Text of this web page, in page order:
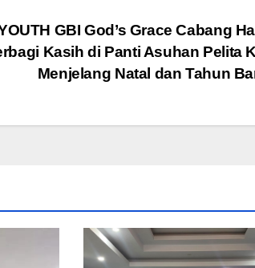
GBI God’s Grace Cabang
Kasih di Panti Asuhan Pelita
Menjelang Natal dan Tahun